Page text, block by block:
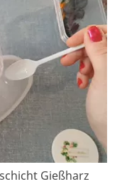
Gießharz